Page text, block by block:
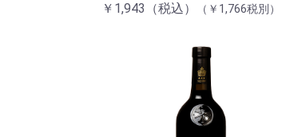
￥1,943（税込）
（￥1,766税別）